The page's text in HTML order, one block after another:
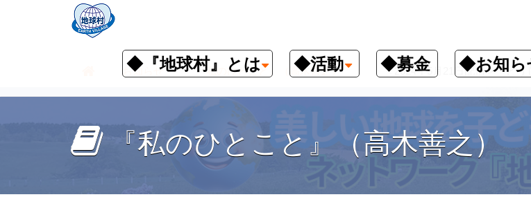
◆『地球村』とは ◆活動 ◆募金 ◆お知ら
お知らせ 『私のひとこと』（高木善之） ＜2024年5月21日配信＞ どう
『私のひとこと』（高木善之）